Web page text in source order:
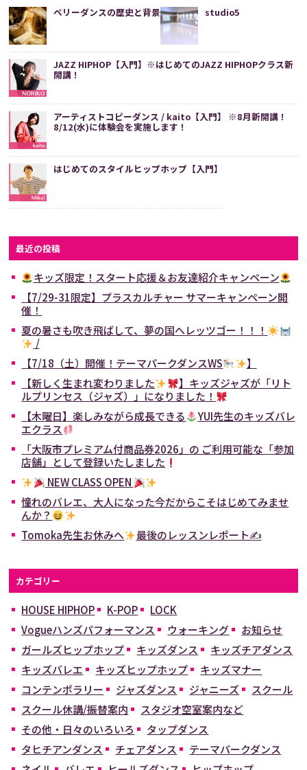
ベリーダンスの歴史と背景 studio5
JAZZ HIPHOP【入門】※はじめてのJAZZ HIPHOPクラス新
開講！
アーティストコピーダンス / kaito【入門】 ※8月新開講！
8/12(水)に体験会を実施します！
はじめてのスタイルヒップホップ【入門】
最近の投稿
キッズ限定！スタート応援＆お友達紹介キャンペーン
【7/29-31限定】プラスカルチャー サマーキャンペーン開
催！
夏の暑さも吹き飛ばして、夢の国へレッツゴー！！！
/
【7/18（土）開催！テーマパークダンスWS
】
【新しく生まれ変わりました
】キッズジャズが「リト
ルプリンセス（ジャズ）」になりました！
【木曜日】楽しみながら成長できる
YUI先生のキッズバレ
エクラス
「大阪市プレミアム付商品券2026」の ご利用可能な「参加
店舗」として登録いたしました
NEW CLASS OPEN
憧れのバレエ、大人になった今だからこそはじめてみませ
んか？
Tomoka先生お休みへ
最後のレッスンレポート✍
カテゴリー
HOUSE HIPHOP K-POP
LOCK
Vogueハンズパフォーマンス
ウォーキング
お知らせ
ガールズヒップホップ
キッズダンス
キッズチアダンス
キッズバレエ
キッズヒップホップ
キッズマナー
コンテンポラリー
ジャズダンス ジャニーズ
スクール
スクール休講/振替案内
スタジオ空室案内など
その他・日々のいろいろ
タップダンス
タヒチアンダンス
チェアダンス
テーマパークダンス